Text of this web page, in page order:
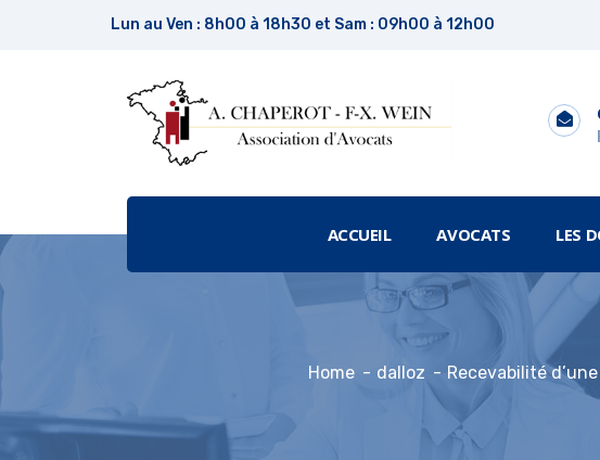
Lun au Ven : 8h00 à 18h30 et Sam : 09h00 à 12h00
ACCUEIL AVOCATS LES
Home dalloz Recevabilité